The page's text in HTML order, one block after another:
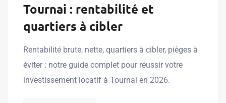
Tournai : rentabilité et
quartiers à cibler
Rentabilité brute, nette, quartiers à cibler, pièges à
éviter : notre guide complet pour réussir votre
investissement locatif à Tournai en 2026.